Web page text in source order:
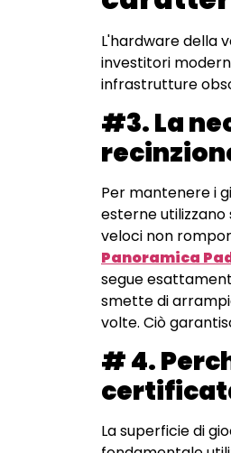
L'hardware della
investitori
infrastrutture
#3. La
Per mantenere i
esterne utilizzano
veloci non
Panoramica
segue
smette di
volte. Ciò
# 4.
La superficie di